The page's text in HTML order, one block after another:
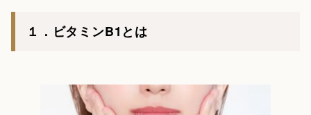
１．ビタミンB1とは